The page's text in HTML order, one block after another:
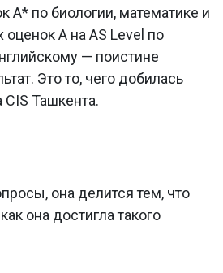
A* по биологии, математике и
A на AS Level по
— поистине
Это то, чего добилась
Ташкента.
она делится тем, что
она достигла такого